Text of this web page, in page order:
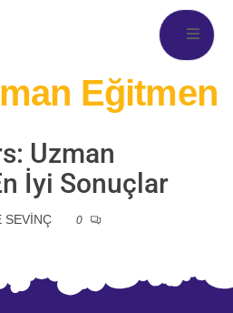
Eğitmen
Uzman
İyi Sonuçlar
SEVINÇ 0